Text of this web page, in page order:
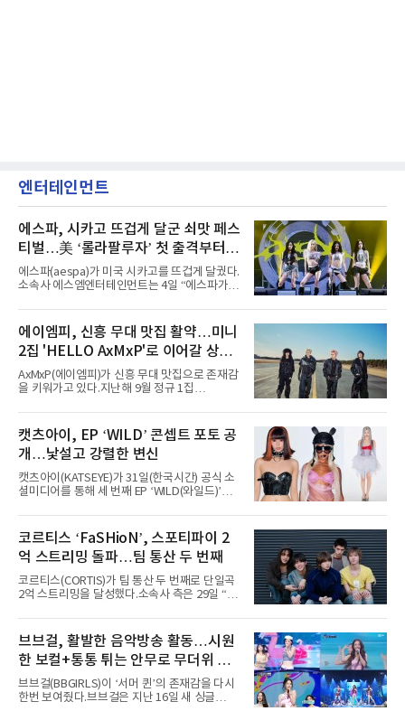
엔터테인먼트
에스파, 시카고 뜨겁게 달군 쇠맛 페스
티벌…美 ‘롤라팔루자’ 첫 출격부터
증명한 존재감
에스파(aespa)가 미국 시카고를 뜨겁게 달궜다.
소속사 에스엠엔터테인먼트는 4일 “에스파가
서 열린 ‘롤라팔루자 시카고’(Lollapalooza
Chicago)의 알리안츠 스테이지에 올랐다”며
“총 14곡으로 구성된 세트리스트를 선사, 데뷔 7
년 차다운 노련한 무대 매너와 파워풀한 에너지
로 현장의 분위기를 압도했다”고 밝혔다.1991
년 시작된 ‘롤라팔루자’는 8개 스테이지, 170여
팀의 아티스트와 40만 명 이상의 관객이 운집하
코르티스 등 K팝 스타들이 출연진 명단에 이름
을 올렸다.이날 에스파는
에이엠피, 신흥 무대 맛집 활약…미니
2집 'HELLO AxMxP'로 이어갈 상승
세
AxMxP(에이엠피)가 신흥 무대 맛집으로 존재감
을 키워가고 있다.지난해 9월 정규 1집
AxMxP는 데뷔 전부터 버스킹과 각종 페스티벌,
공연 무대에 오르며 실전 경험을 쌓아왔다.이들
은 소속사 패밀리 콘서트를 비롯해 '뷰티풀 민트
라이프 2025', '2025 부산국제록페스티벌' 등 대
형 무대에 잇달아 출연해 당찬 에너지와 풋풋한
매력으로 음악팬들의 눈도장을 찍었다.이후
AxMxP는 '카운트다운 판타지 2025-2026',
정적인 실력을 입증했고, 올해 '2026 어썸뮤직
페스티벌', '뷰티풀 민트 라이프 2026', '2026
캣츠아이, EP ‘WILD’ 콘셉트 포토 공
개…낯설고 강렬한 변신
캣츠아이(KATSEYE)가 31일(한국시간) 공식 소
셜미디어를 통해 세 번째 EP ‘WILD(와일드)’의
heart(와일드 하트)’라는 제목이 붙은 콘셉트 포
토에는 멤버들의 본능적이고 야성적인 면모가
강렬하게 담겼다. 짙은 아이섀도와 푸른빛·금빛·
붉은빛의 컬러 렌즈가 비현실적인 분위기를 자
아내고, 여러 원색이 불규칙하게 뒤섞인 멀티컬
러 헤어와 과감한 블루·블랙 립 메이크업이 낯설
고도 매혹적인 비주얼을 완성했다.스타일링 역
엣을 거침없이 결합했다. 멤버들은 각기 다른 개
성을 살린 스타일링을 선
코르티스 ‘FaSHioN’, 스포티파이 2
억 스트리밍 돌파…팀 통산 두 번째
코르티스(CORTIS)가 팀 통산 두 번째로 단일곡
2억 스트리밍을 달성했다.소속사 측은 29일 “코
벌 오디오·음원 스트리밍 플랫폼 스포티파이에
서 27일 자로 누적 재생 수 2억 회를 돌파했
다”고 밝혔다.곡이 발표된 지 약 10개월 만이다.
팀의 첫 번째 2억 스트리밍 곡은 동일 음반에 수
록된 ‘GO!’다. 이 노래는 공개 약 9개월 만인 지
난달 26일 자에 2억 고지를 밟았다. 이는 최근 5
년 내 데뷔한 보이그룹의 곡 중 최단기 2억 달성
브브걸, 활발한 음악방송 활동…시원
한 보컬+통통 튀는 안무로 무더위 사
냥
브브걸(BBGIRLS)이 ‘서머 퀸’의 존재감을 다시
한번 보여줬다.브브걸은 지난 16일 새 싱글